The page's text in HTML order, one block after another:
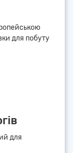
для побуту
для